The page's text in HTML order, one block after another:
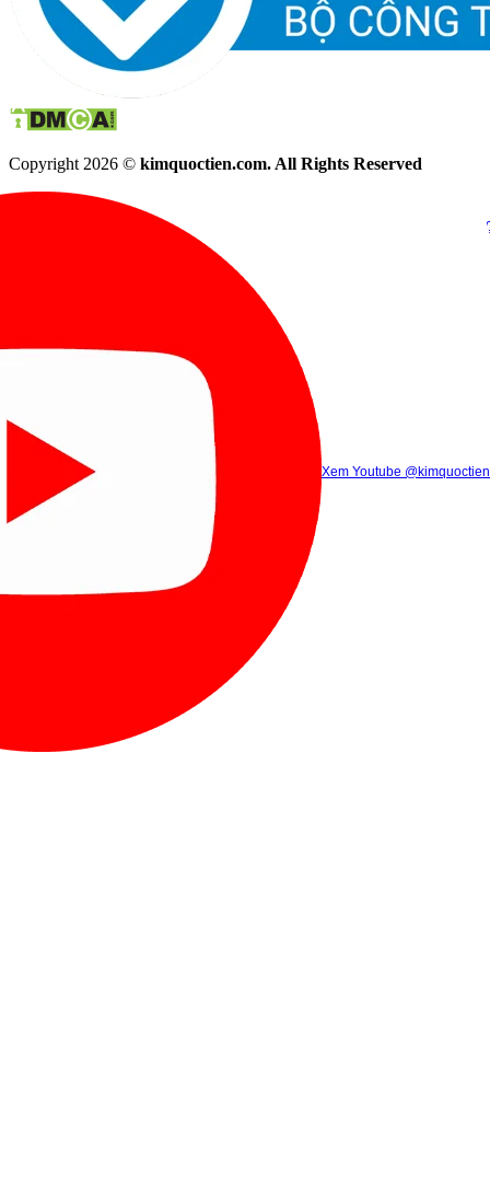
Copyright 2026 © kimquoctien.com. All Rights Reserved
Xem Tik Tok
(8h00 - 21h30)
(8h00 -
Gọi điện (8h00 - 21h30)
Xem Youtube @kimquoctien